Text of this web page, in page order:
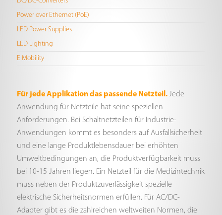
Power over Ethernet (PoE)
LED Power Supplies
LED Lighting
E Mobility
Für jede Applikation das passende Netzteil.Jede
Anwendung für Netzteile hat seine speziellen
Anforderungen. Bei Schaltnetzteilen für Industrie-
Anwendungen kommt es besonders auf Ausfallsicherheit
und eine lange Produktlebensdauer bei erhöhten
Umweltbedingungen an, die Produktverfügbarkeit muss
bei 10-15 Jahren liegen. Ein Netzteil für die Medizintechnik
muss neben der Produktzuverlässigkeit spezielle
elektrische Sicherheitsnormen erfüllen. Für AC/DC-
Adapter gibt es die zahlreichen weltweiten Normen, die